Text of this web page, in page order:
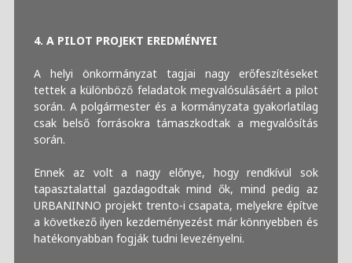
4. A PILOT PROJEKT EREDMÉNYEI
A helyi önkormányzat tagjai nagy erőfeszítéseket
tettek a különböző feladatok megvalósulásáért a pilot
során. A polgármester és a kormányzata gyakorlatilag
csak belső forrásokra támaszkodtak a megvalósítás
során.
Ennek az volt a nagy előnye, hogy rendkívül sok
tapasztalattal gazdagodtak mind ők, mind pedig az
URBANINNO projekt trento-i csapata, melyekre építve
a következő ilyen kezdeményezést már könnyebben és
hatékonyabban fogják tudni levezényelni.